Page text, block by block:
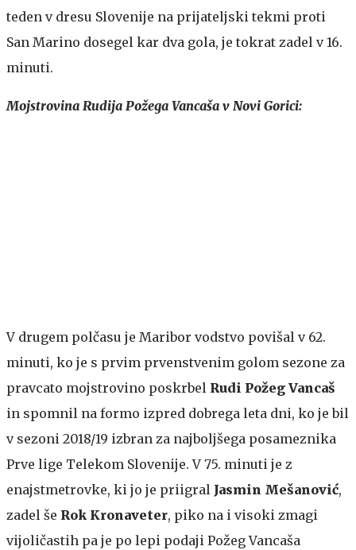
teden v dresu Slovenije na prijateljski tekmi proti
San Marino dosegel kar dva gola, je tokrat zadel v 16.
minuti.
Mojstrovina Rudija Požega Vancaša v Novi Gorici:
V drugem polčasu je Maribor vodstvo povišal v 62.
minuti, ko je s prvim prvenstvenim golom sezone za
pravcato mojstrovino poskrbel Rudi Požeg Vancaš
in spomnil na formo izpred dobrega leta dni, ko je bil
v sezoni 2018/19 izbran za najboljšega posameznika
Prve lige Telekom Slovenije. V 75. minuti je z
enajstmetrovke, ki jo je priigral Jasmin Mešanović,
zadel še Rok Kronaveter, piko na i visoki zmagi
vijoličastih pa je po lepi podaji Požeg Vancaša